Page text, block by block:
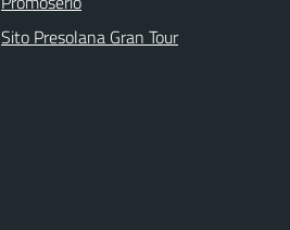
Sito Presolana Gran Tour